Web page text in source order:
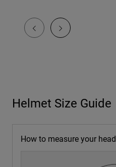
Helmet Size Guide
How to measure your head